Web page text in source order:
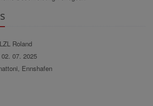
Roland
07. 2025
Ennshafen